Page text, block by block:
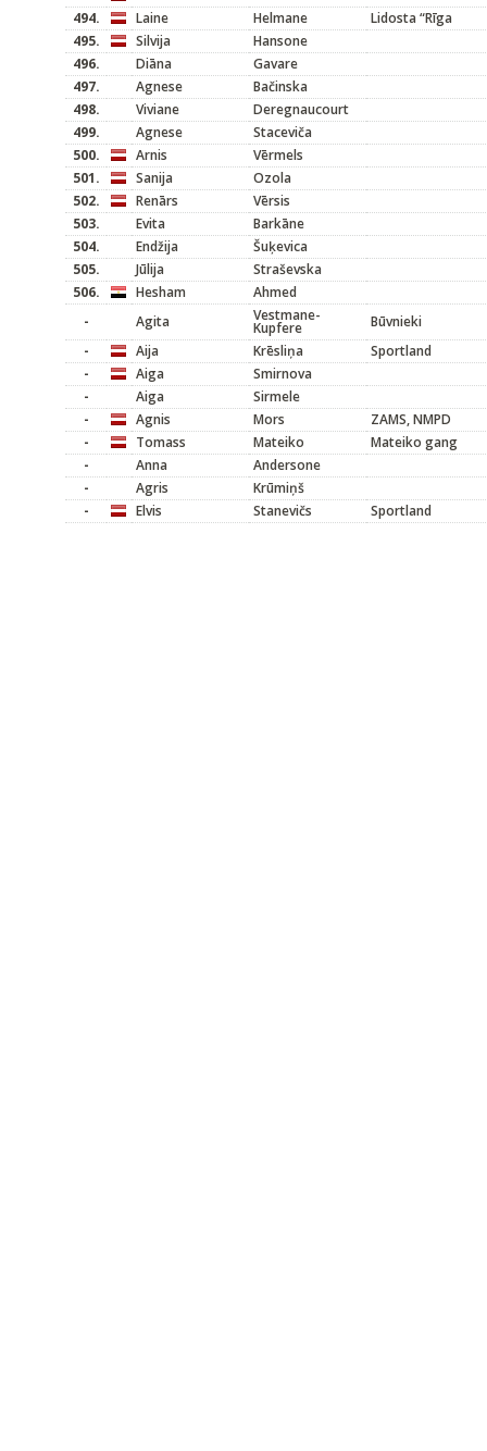
494.
Laine Helmane
Lidosta “Rīga
495.
Silvija
Hansone
496.
Diāna
Gavare
497.
Agnese
Bačinska
498.
Viviane
Deregnaucourt
499.
Agnese
Staceviča
500.
Arnis
Vērmels
501.
Sanija
Ozola
502.
Renārs
Vērsis
503.
Evita
Barkāne
504.
Endžija
Šuķevica
505.
Jūlija
Straševska
506.
Hesham
Ahmed
-
Agita Vestmane-
Kupfere
Būvnieki
-
Aija Krēsliņa
Sportland
-
Aiga
Smirnova
-
Aiga
Sirmele
-
Agnis Mors
ZAMS, NMPD
-
Tomass Mateiko
Mateiko gang
-
Anna
Andersone
-
Agris
Krūmiņš
-
Elvis Stanevičs Sportland